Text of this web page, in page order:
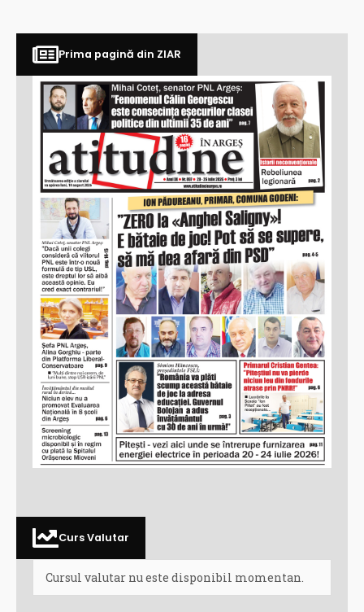
Prima pagină din ZIAR
Curs Valutar
Cursul valutar nu este disponibil momentan.